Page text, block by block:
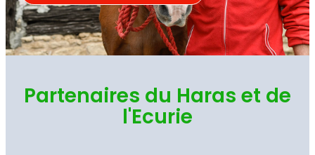
Partenaires du Haras et de
l'Ecurie